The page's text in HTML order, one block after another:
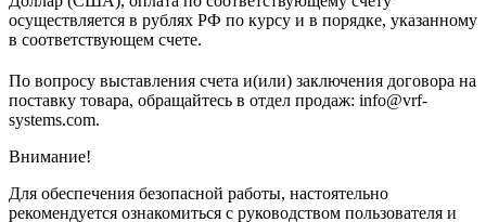
осуществляется в рублях РФ по курсу и в порядке, указанному
в соответствующем cчете.
По вопросу выставления счета и(или) заключения договора на
поставку товара, обращайтесь в отдел продаж: info@vrf-
systems.com.
Внимание!
Для обеспечения безопасной работы, настоятельно
рекомендуется ознакомиться с руководством пользователя и